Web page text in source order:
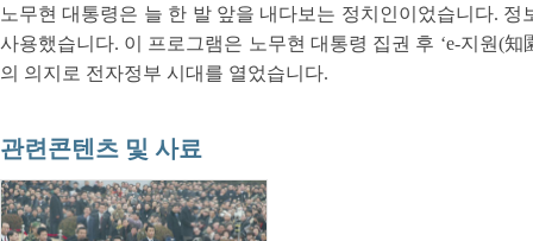
노무현 대통령은 늘 한 발 앞을 내다보는 정치인이었습니다.
사용했습니다. 이 프로그램은 노무현 대통령 집권 후 ‘e-지원(
의 의지로 전자정부 시대를 열었습니다.
관련콘텐츠 및 사료